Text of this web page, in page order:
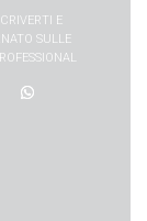
E
SULLE